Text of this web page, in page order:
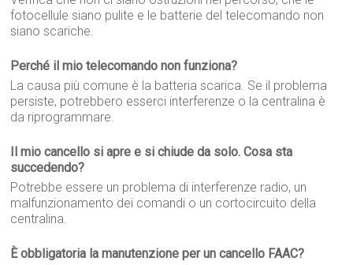
fotocellule siano pulite e le batterie del telecomando non
siano scariche.
Perché il mio telecomando non funziona?
La causa più comune è la batteria scarica. Se il problema
persiste, potrebbero esserci interferenze o la centralina è
da riprogrammare.
Il mio cancello si apre e si chiude da solo. Cosa sta
succedendo?
Potrebbe essere un problema di interferenze radio, un
malfunzionamento dei comandi o un cortocircuito della
centralina.
È obbligatoria la manutenzione per un cancello FAAC?